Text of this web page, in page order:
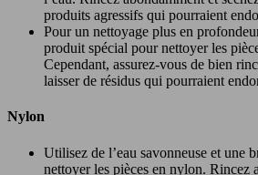
produits agressifs qui pourraient
Pour un nettoyage plus en
produit spécial pour nettoyer les
Cependant, assurez-vous de bien
laisser de résidus qui pourraient
Nylon
Utilisez de l’eau savonneuse et une
nettoyer les pièces en nylon. Rincez